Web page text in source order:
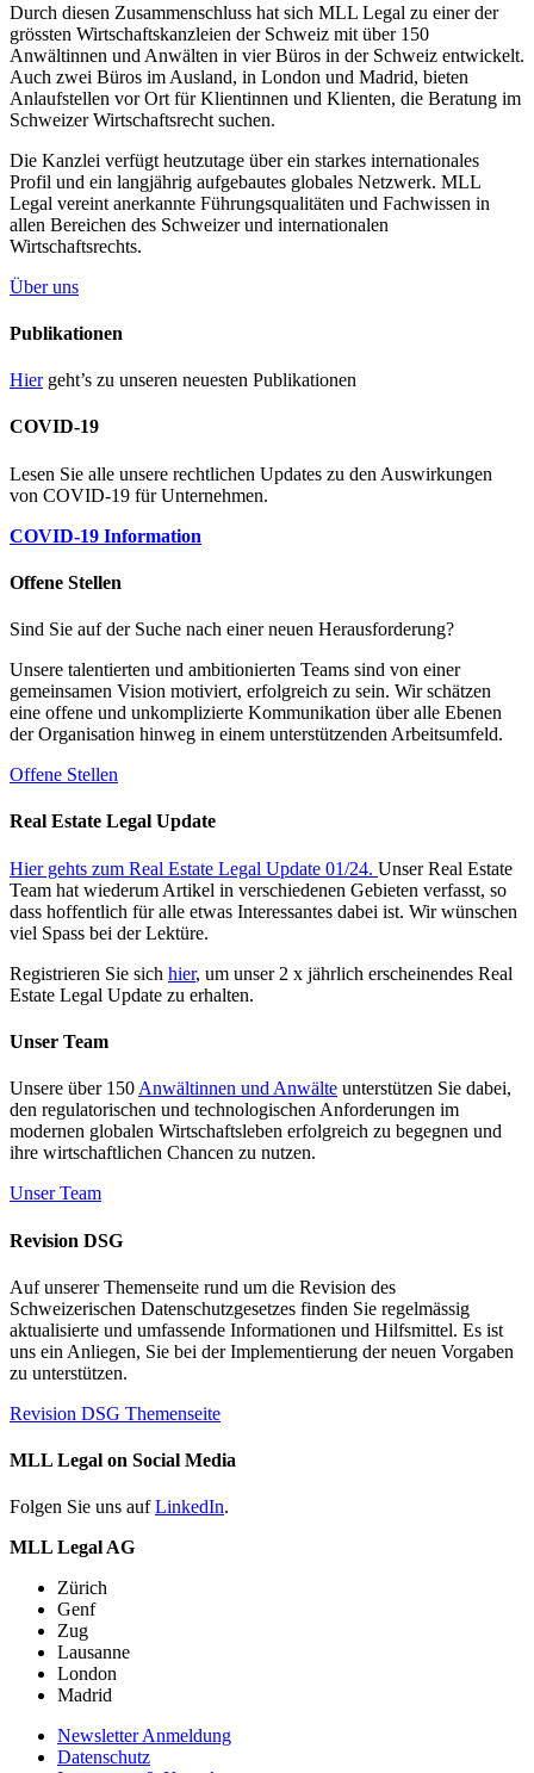
Durch diesen Zusammenschluss hat sich MLL Legal zu einer der
grössten Wirtschaftskanzleien der Schweiz mit über 150
Anwältinnen und Anwälten in vier Büros in der Schweiz entwickelt.
Auch zwei Büros im Ausland, in London und Madrid, bieten
Anlaufstellen vor Ort für Klientinnen und Klienten, die Beratung im
Schweizer Wirtschaftsrecht suchen.
Die Kanzlei verfügt heutzutage über ein starkes internationales
Profil und ein langjährig aufgebautes globales Netzwerk. MLL
Legal vereint anerkannte Führungsqualitäten und Fachwissen in
allen Bereichen des Schweizer und internationalen
Wirtschaftsrechts.
Über uns
Publikationen
Hiergeht’s zu unseren neuesten Publikationen
COVID-19
Lesen Sie alle unsere rechtlichen Updates zu den Auswirkungen
von COVID-19 für Unternehmen.
COVID-19 Information
Offene Stellen
Sind Sie auf der Suche nach einer neuen Herausforderung?
Unsere talentierten und ambitionierten Teams sind von einer
gemeinsamen Vision motiviert, erfolgreich zu sein. Wir schätzen
eine offene und unkomplizierte Kommunikation über alle Ebenen
der Organisation hinweg in einem unterstützenden Arbeitsumfeld.
Offene Stellen
Real Estate Legal Update
Hier gehts zum Real Estate Legal Update 01/24. Unser Real Estate
Team hat wiederum Artikel in verschiedenen Gebieten verfasst, so
dass hoffentlich für alle etwas Interessantes dabei ist. Wir wünschen
viel Spass bei der Lektüre.
Registrieren Sie sich hier, um unser 2 x jährlich erscheinendes Real
Estate Legal Update zu erhalten.
Unser Team
Unsere über 150 Anwältinnen und Anwälte unterstützen Sie dabei,
den regulatorischen und technologischen Anforderungen im
modernen globalen Wirtschaftsleben erfolgreich zu begegnen und
ihre wirtschaftlichen Chancen zu nutzen.
Unser Team
Revision DSG
Auf unserer Themenseite rund um die Revision des
Schweizerischen Datenschutzgesetzes finden Sie regelmässig
aktualisierte und umfassende Informationen und Hilfsmittel. Es ist
uns ein Anliegen, Sie bei der Implementierung der neuen Vorgaben
zu unterstützen.
Revision DSG Themenseite
MLL Legal on Social Media
Folgen Sie uns aufLinkedIn.
MLL Legal AG
Zürich
Genf
Zug
Lausanne
London
Madrid
Newsletter Anmeldung
Datenschutz